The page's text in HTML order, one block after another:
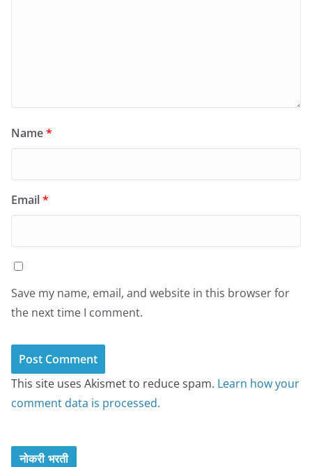
Name*
Email*
Save my name, email, and website in this browser for
the next time I comment.
This site uses Akismet to reduce spam. Learn how your
comment data is processed.
नोकरी भरती